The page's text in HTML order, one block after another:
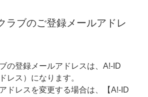
ラブのご登録メールアドレ
の登録メールアドレスは、A!-ID
レス）になります。
ドレスを変更する場合は、【A!-ID